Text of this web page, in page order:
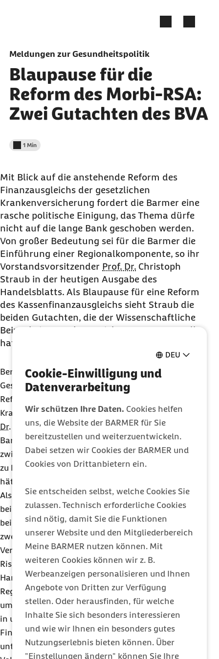
DEU
Cookie-Einwilligung und
Datenverarbeitung
Wir schützen Ihre Daten. Cookies helfen
uns, die Website der BARMER für Sie
bereitzustellen und weiterzuentwickeln.
Dabei setzen wir Cookies der BARMER und
Cookies von Drittanbietern ein.
Sie entscheiden selbst, welche Cookies Sie
zulassen. Technisch erforderliche Cookies
sind nötig, damit Sie die Funktionen
unserer Website und den Mitgliederbereich
Meine BARMER nutzen können. Mit
weiteren Cookies können wir z. B.
Werbeanzeigen personalisieren und Ihnen
Angebote von Dritten zur Verfügung
stellen. Oder herausfinden, für welche
Inhalte Sie sich besonders interessieren
und wie wir Ihnen ein besonders gutes
Nutzungserlebnis bieten können. Über
"Einstellungen ändern" können Sie Ihre
Meldungen zur Gesundheitspolitik
Blaupause für die
Reform des Morbi-RSA:
Zwei Gutachten des BVA
Lesedauer weniger als
1 Min
Mit Blick auf die anstehende Reform des
Finanzausgleichs der gesetzlichen
Krankenversicherung fordert die Barmer eine
rasche politische Einigung, das Thema dürfe
nicht auf die lange Bank geschoben werden.
Von großer Bedeutung sei für die Barmer die
Einführung einer Regionalkomponente, so ihr
Vorstandsvorsitzender Prof. Dr. Christoph
Straub in der heutigen Ausgabe des
Handelsblatts. Als Blaupause für eine Reform
des Kassenfinanzausgleichs sieht Straub die
beiden Gutachten, die der Wissenschaftliche
Beirat beim Bundesversicherungsamt erstellt
hat.
Berlin, 31.10.2018 – Es ist ein wichtiges Signal, dass
Gesundheitsminister Jens Spahn eine große
Reform des Finanzausgleichs zwischen den
Krankenkassen angekündigt hat. Das sagteProf.
Dr. Christoph Straub, Vorstandsvorsitzender der
Barmer, im Interview mit dem Handelsblatt. Es sei
zwingend notwendig, die massiven Verwerfungen
zu korrigieren, die sich im System aufgebaut
hätten.
Als Blaupause für eine Reform sieht Straub die
beiden Gutachten des Wissenschaftlichen Beirats
beim
BVA. „Im Vordergrund steht für uns das
zweite Gutachten, das sich mit den regionalen
Verteilungswirkungen beim
Risikostrukturausgleich befasst“, so Straub im
Handelsblatt. Die Einführung einer
Regionalkomponente sei von großer Bedeutung,
um die unterschiedlichen Ausgaben für Versicherte
in unterschiedlichen Gegenden Deutschlands im
Finanzausgleich besser abzubilden. Straub
unterstützt die Einführung eines differenzierten